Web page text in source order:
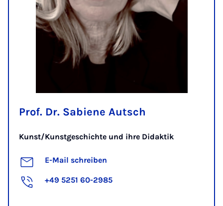
Prof. Dr. Sabiene Autsch
Kunst/Kunstgeschichte und ihre Didaktik
E-Mail schreiben
+49 5251 60-2985